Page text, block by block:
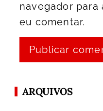
navegador para
eu comentar.
ARQUIVOS